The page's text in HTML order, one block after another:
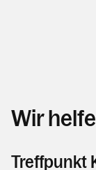
Wir
Treffpunkt